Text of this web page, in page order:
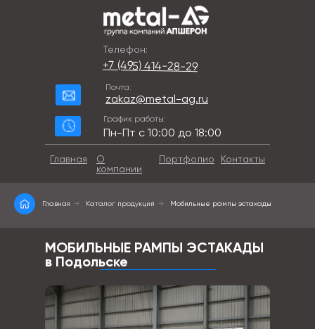
Телефон:
+7 (495) 414-28-29
Почта:
zakaz@metal-ag.ru
График работы:
Пн-Пт с 10:00 до 18:00
Контакты
Портфолио
О
компании
Главная
Главная → Каталог продукций → Мобильные рампы эстакады
МОБИЛЬНЫЕ РАМПЫ ЭСТАКАДЫ
в Подольске